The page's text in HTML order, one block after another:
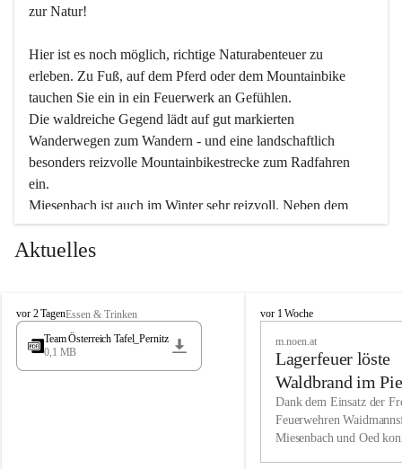
zur Natur!
Hier ist es noch möglich, richtige Naturabenteuer zu
erleben. Zu Fuß, auf dem Pferd oder dem Mountainbike
tauchen Sie ein in ein Feuerwerk an Gefühlen.
Die waldreiche Gegend lädt auf gut markierten
Wanderwegen zum Wandern - und eine landschaftlich
besonders reizvolle Mountainbikestrecke zum Radfahren
ein.
Miesenbach ist auch im Winter sehr reizvoll. Neben dem
Eisstockschießen gibt es auf dem nahe gelegenen Unterberg
wunderschöne Naturschneepisten, die zum Schifahren oder
vielfältige Angebot unserer Kulturvereine.
Überzeugen Sie sich selbst, dass Sie in Miesenbach sowie
in den Beherbergungsbetrieben, Gaststätten und urigen
Wir kennen Miesenbach als lebens- und liebenswerten Ort.
Tradition und Innovation werden ebenso groß geschrieben
Aktuelles
M
i
s
vor 2 TagenEssen & Trinken
Team Österreich Tafel_Pernitz
0,1 MB
M
h
vor 1 Woche
m.noen.at
Lagerfeuer löste
Waldbrand im
aus
Dank dem Einsatz der
Feuerwehren
Miesenbach und Oed